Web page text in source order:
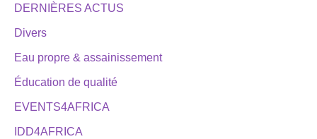
DERNIÈRES ACTUS
Divers
Eau propre & assainissement
Éducation de qualité
EVENTS4AFRICA
IDD4AFRICA